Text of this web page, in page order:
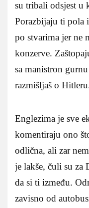
su tribali odsjest u
Porazbijaju ti pola
po stvarima jer ne
konzerve.
sa manistron
razmišljaš o
Englezima je sve
komentiraju ono
odlična, ali zar
je lakše, čuli su za
da si ti između.
zavisno od